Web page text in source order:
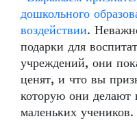
дошкольного
воздействии.
подарки для
учреждений, они
ценят, и что вы
которую они
маленьких учеников.